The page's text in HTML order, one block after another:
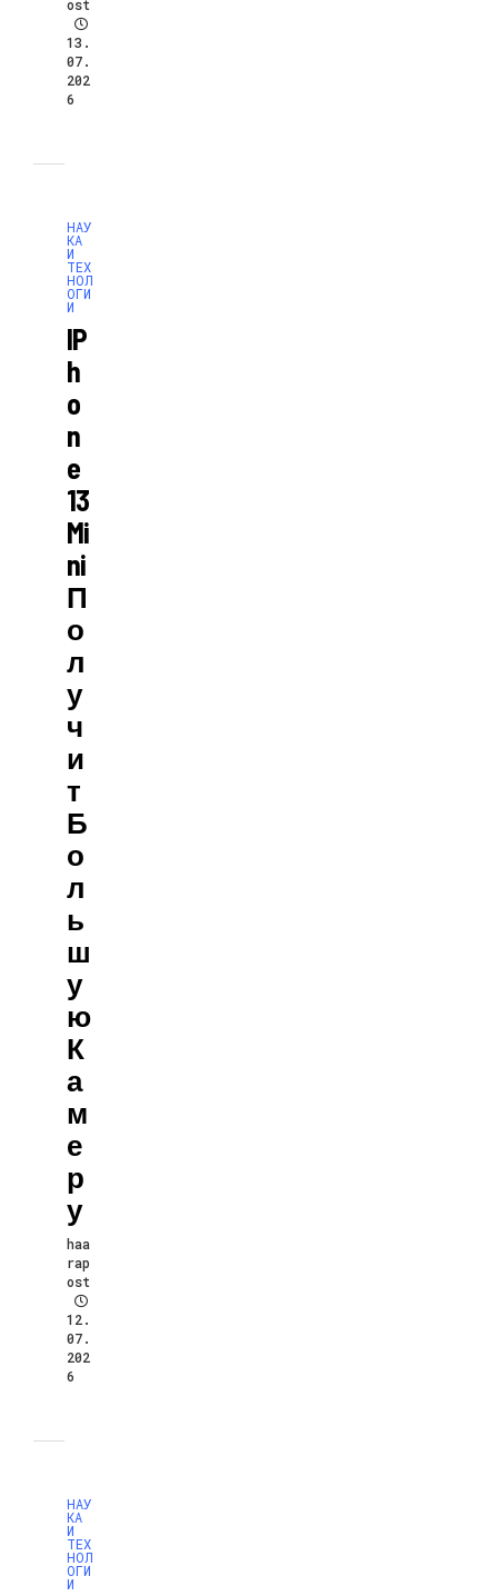
ost
13.
07.
202
6
НАУ
КА
И
ТЕХ
НОЛ
ОГИ
И
IP
H
O
N
E
13
Mi
Ni
П
О
Л
У
Ч
И
Т
Б
О
Л
Ь
Ш
У
Ю
К
А
М
Е
Р
У
haa
rap
ost
12.
07.
202
6
НАУ
КА
И
ТЕХ
НОЛ
ОГИ
И